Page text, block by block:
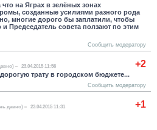
на Яграх в зелёных зонах
созданные усилиями разного рода
многие дорого бы заплатили, чтобы
и Председатель совета ползают по этим
Сообщить модератору
+2
23.04.2015 11:56
трату в городском бюджете...
Сообщить модератору
+1
давно) 23.04.2015 11:31